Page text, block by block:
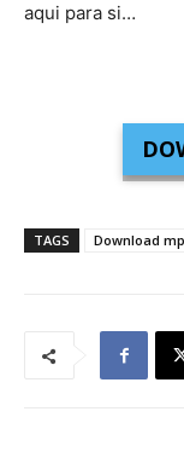
aqui para si…
TAGS Download